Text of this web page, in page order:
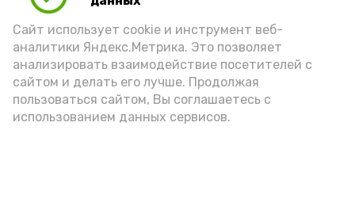
Сайт использует cookie и инструмент веб-
аналитики Яндекс.Метрика. Это позволяет
анализировать взаимодействие посетителей с
сайтом и делать его лучше. Продолжая
пользоваться сайтом, Вы соглашаетесь с
использованием данных сервисов.